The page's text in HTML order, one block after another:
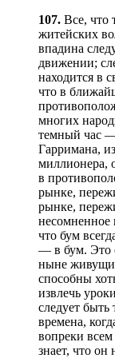
107. Все, что
житейских
впадина
движении;
находится в
что в
многих
темный час —
Гарримана,
миллионера,
в
рынке,
рынке,
несомненное
что бум
— в бум. Это
ныне
способны
извлечь
следует
времена,
вопреки
знает, что